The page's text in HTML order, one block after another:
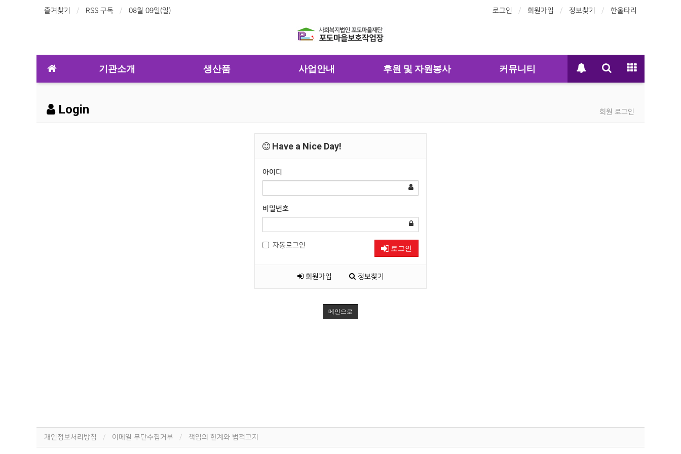
즐겨찾기 RSS 구독 08월 09일(일) 로그인 회원가입 정보찾기 한울타리
기관소개 생산품 사업안내 후원 및 자원봉사 커뮤니티
Login 회원 로그인
Have a Nice Day!
아이디
비밀번호
자동로그인 로그인
회원가입 정보찾기
메인으로
개인정보처리방침 이메일 무단수집거부 책임의 한계와 법적고지